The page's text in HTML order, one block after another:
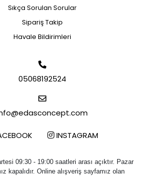
Sıkça Sorulan Sorular
Sipariş Takip
Havale Bildirimleri
05068192524
INSTAGRAM
09:30 - 19:00 saatleri arası açıktır. Pazar
kapalıdır. Online alışveriş sayfamız olan